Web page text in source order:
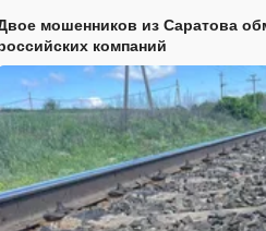
мошенников из Саратова
компаний